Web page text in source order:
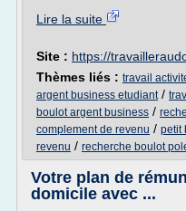
Lire la suite
Site : https://
Thèmes liés : travail
argent business etudiant/
boulot argent business /
complement de revenu / petit
revenu / recherche boulot
Votre plan de
domicile avec ...